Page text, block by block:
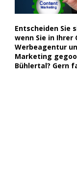
Entscheiden Sie
wenn Sie in
Werbeagentur
Marketing
Bühlertal? Gern